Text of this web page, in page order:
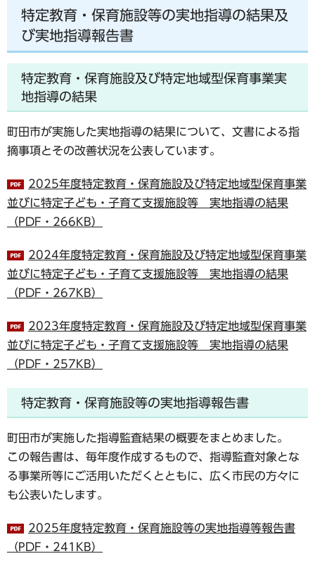
特定教育・保育施設等の実地指導の結果及
び実地指導報告書
特定教育・保育施設及び特定地域型保育事業実
地指導の結果
町田市が実施した実地指導の結果について、文書による指
摘事項とその改善状況を公表しています。
2025年度特定教育・保育施設及び特定地域型保育事業
並びに特定子ども・子育て支援施設等 実地指導の結果
（PDF・266KB）
2024年度特定教育・保育施設及び特定地域型保育事業
並びに特定子ども・子育て支援施設等 実地指導の結果
（PDF・267KB）
2023年度特定教育・保育施設及び特定地域型保育事業
並びに特定子ども・子育て支援施設等 実地指導の結果
（PDF・257KB）
特定教育・保育施設等の実地指導報告書
町田市が実施した指導監査結果の概要をまとめました。
この報告書は、毎年度作成するもので、指導監査対象とな
る事業所等にご活用いただくとともに、広く市民の方々に
も公表いたします。
2025年度特定教育・保育施設等の実地指導等報告書
（PDF・241KB）